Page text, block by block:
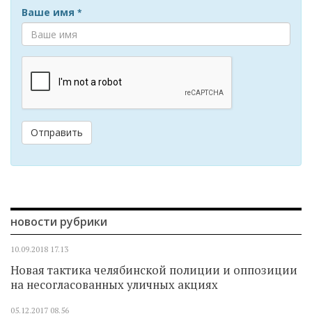
Ваше имя *
Отправить
новости рубрики
10.09.2018 17.13
Новая тактика челябинской полиции и оппозиции
на несогласованных уличных акциях
05.12.2017 08.56